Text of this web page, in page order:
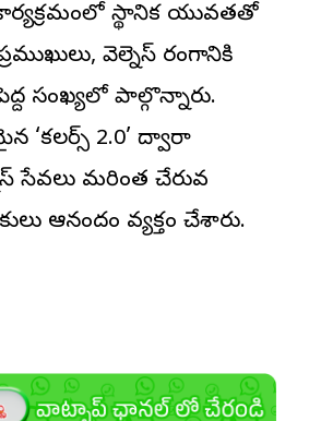
స్థానిక యువతతో
వెల్నెస్ రంగానికి
సంఖ్యలో పాల్గొన్నారు.
‘కలర్స్ 2.0’ ద్వారా
సేవలు మరింత చేరువ
ఆనందం వ్యక్తం చేశారు.